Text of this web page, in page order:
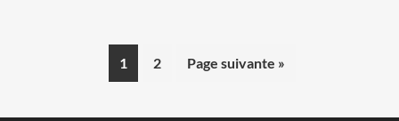
1 2 Page suivante »